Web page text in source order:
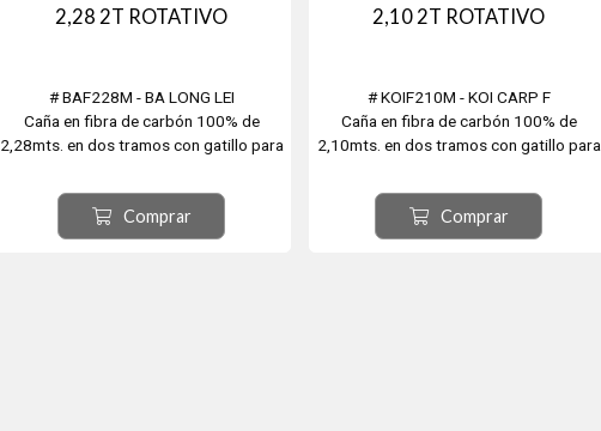
2,28 2T ROTATIVO
# BAF228M - BA LONG LEI
Caña en fibra de carbón 100% de
2,28mts. en dos tramos con gatillo para
corcho. Arroja de 9 - 40grs.
Comprar
2,10 2T ROTATIVO
# KOIF210M - KOI CARP F
Caña en fibra de carbón 100% de
2,10mts. en dos tramos con gatillo para
Comprar